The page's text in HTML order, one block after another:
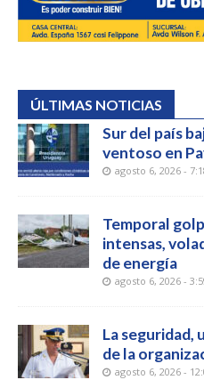
ÚLTIMAS NOTICIAS
Sur del país
ventoso en
agosto 6, 2026 -
Temporal
intensas,
de energía
agosto 6, 2026 -
La seguridad,
de la
agosto 6, 2026 -